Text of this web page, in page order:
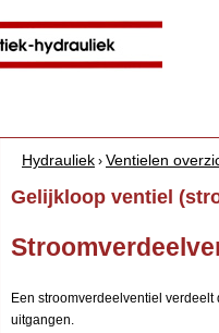
u
r
Hydrauliek › Ventielen
Gelijkloop ventiel
Een stroomverdeelventiel
uitgangen.